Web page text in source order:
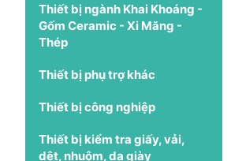
Thiết bị ngành Khai Khoáng -
Gốm Ceramic - Xi Măng -
Thép
Thiết bị phụ trợ khác
Thiết bị công nghiệp
Thiết bị kiểm tra giấy, vải,
dệt, nhuộm, da giày